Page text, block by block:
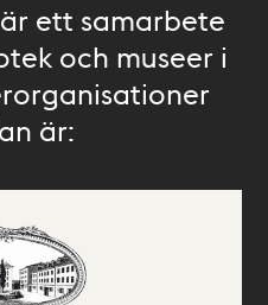
ett samarbete
och museer i
är: